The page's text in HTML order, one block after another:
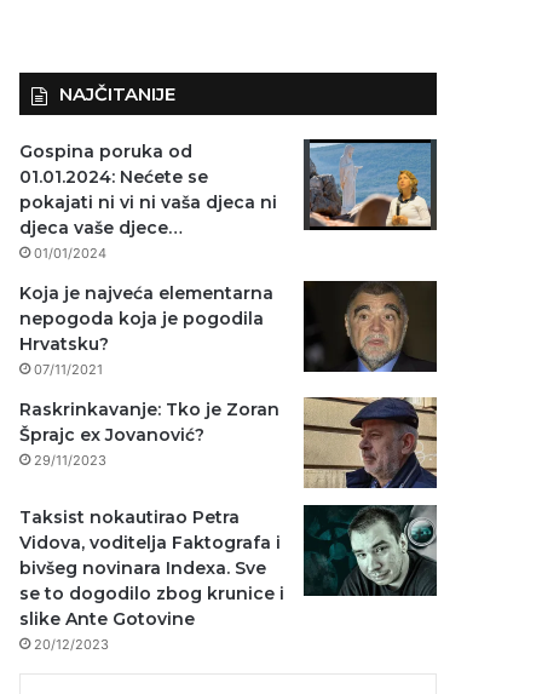
NAJČITANIJE
Gospina poruka od
01.01.2024: Nećete se
pokajati ni vi ni vaša djeca ni
djeca vaše djece…
01/01/2024
Koja je najveća elementarna
nepogoda koja je pogodila
Hrvatsku?
07/11/2021
Raskrinkavanje: Tko je Zoran
Šprajc ex Jovanović?
29/11/2023
Taksist nokautirao Petra
Vidova, voditelja Faktografa i
bivšeg novinara Indexa. Sve
se to dogodilo zbog krunice i
slike Ante Gotovine
20/12/2023